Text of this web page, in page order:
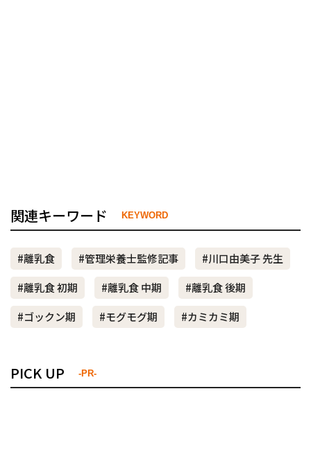
関連キーワード KEYWORD
#離乳食 #管理栄養士監修記事
#川口由美子 先生
#離乳食 初期
#離乳食 中期
#離乳食 後期
#ゴックン期
#モグモグ期 #カミカミ期
PICK UP -PR-